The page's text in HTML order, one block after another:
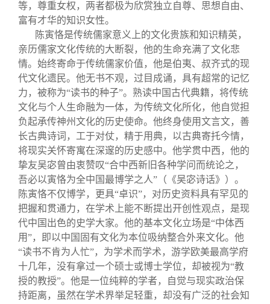
等，尊重女权，两者都极为欣赏独立自尊、思想自由、
富有才华的知识女性。
陈寅恪是传统儒家意义上的文化贵族和知识精英，
亲历儒家文化传统的大断裂，他的生命充满了文化悲
情。始终寄命于传统儒家价值，他是伯夷、叔齐式的现
代文化遗民。他无书不观，过目成诵，具有超常的记忆
力，被称为“读书的种子”。熟读中国古代典籍，将传统
文化与个人生命融为一体，为传统文化所化，他自觉担
负起承传神州文化的历史使命。他终身使用文言文，善
长古典诗词，工于对仗，精于用典，以古典寄托今情，
将现实关怀寄寓在深邃的历史感中。他学贯中西，他的
挚友吴宓曾由衷赞叹“合中西新旧各种学问而统论之，
吾必以寅恪为全中国最博学之人”（《吴宓诗话》）。
陈寅恪不仅博学，更具“卓识”，对历史资料具有罕见的
把握和贯通力，在学术上能不断提出开创性观点，是现
代中国出色的史学大家。他的基本文化立场是“中体西
用”，即以中国固有文化为本位吸纳整合外来文化。他
“读书不肯为人忙”，为学术而学术，游学欧美最高学府
十几年，没有拿过一个硕士或博士学位，却被视为“教
授的教授”。他是一位纯粹的学者，自觉与现实政治保
持距离，虽然在学术界举足轻重，却没有广泛的社会知